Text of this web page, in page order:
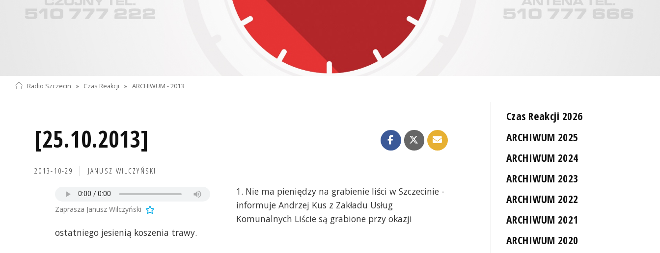
Radio Szczecin » Czas Reakcji » ARCHIWUM - 2013
[25.10.2013]
2013-10-29 JANUSZ WILCZYŃSKI
Zaprasza Janusz Wilczyński
1. Nie ma pieniędzy na grabienie liści w Szczecinie -
informuje Andrzej Kus z Zakładu Usług
Komunalnych Liście są grabione przy okazji
ostatniego jesienią koszenia trawy.
Czas Reakcji 2026
ARCHIWUM 2025
ARCHIWUM 2024
ARCHIWUM 2023
ARCHIWUM 2022
ARCHIWUM 2021
ARCHIWUM 2020